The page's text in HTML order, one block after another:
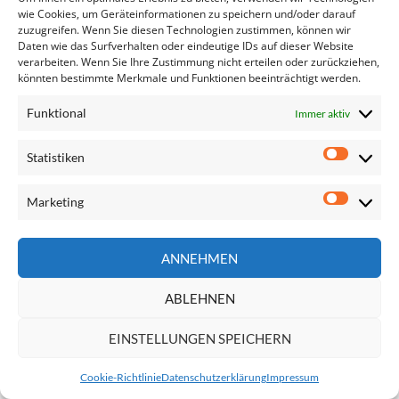
wie Cookies, um Geräteinformationen zu speichern und/oder darauf
zuzugreifen. Wenn Sie diesen Technologien zustimmen, können wir
Daten wie das Surfverhalten oder eindeutige IDs auf dieser Website
verarbeiten. Wenn Sie Ihre Zustimmung nicht erteilen oder zurückziehen,
könnten bestimmte Merkmale und Funktionen beeinträchtigt werden.
Funktional Immer aktiv
Statistiken
Marketing
ANNEHMEN
ABLEHNEN
EINSTELLUNGEN SPEICHERN
Cookie-RichtlinieDatenschutzerklärungImpressum
Impressum
Datenschutzerklärung
Kontakt